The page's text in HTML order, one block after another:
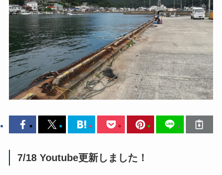
7/18 Youtube更新しました！